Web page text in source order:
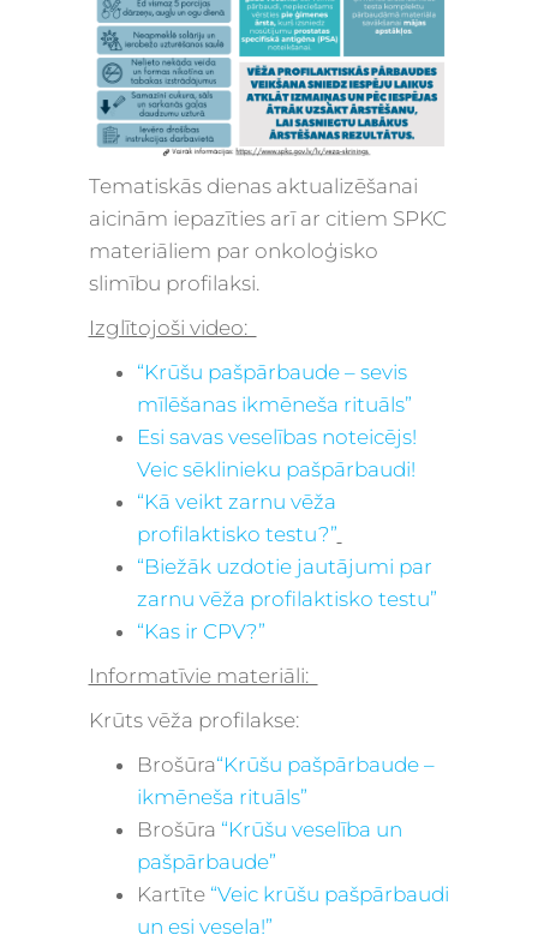
Tematiskās dienas aktualizēšanai
aicinām iepazīties arī ar citiem SPKC
materiāliem par onkoloģisko
slimību profilaksi.
Izglītojoši video:
“Krūšu pašpārbaude – sevis
mīlēšanas ikmēneša rituāls”
Esi savas veselības noteicējs!
Veic sēklinieku pašpārbaudi!
“Kā veikt zarnu vēža
profilaktisko testu?”
“Biežāk uzdotie jautājumi par
zarnu vēža profilaktisko testu”
“Kas ir CPV?”
Informatīvie materiāli:
Krūts vēža profilakse:
Brošūra“Krūšu pašpārbaude –
ikmēneša rituāls”
Brošūra “Krūšu veselība un
pašpārbaude”
Kartīte “Veic krūšu pašpārbaudi
un esi vesela!”